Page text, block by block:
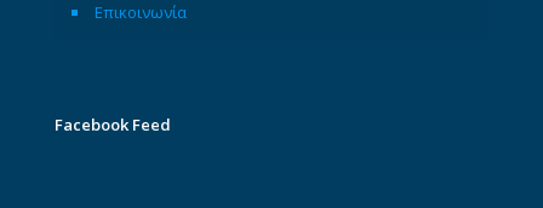
Επικοινωνία
Facebook Feed